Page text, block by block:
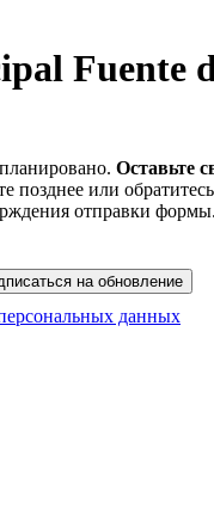
Fuente
Оставьте
позднее или
отправки формы.
на обновление
данных